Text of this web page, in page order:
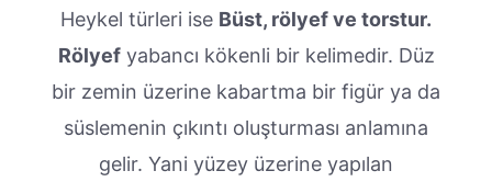
Heykel türleri ise Büst, rölyef ve torstur.
Rölyefyabancı kökenli bir kelimedir. Düz
bir zemin üzerine kabartma bir figür ya da
süslemenin çıkıntı oluşturması anlamına
gelir. Yani yüzey üzerine yapılan